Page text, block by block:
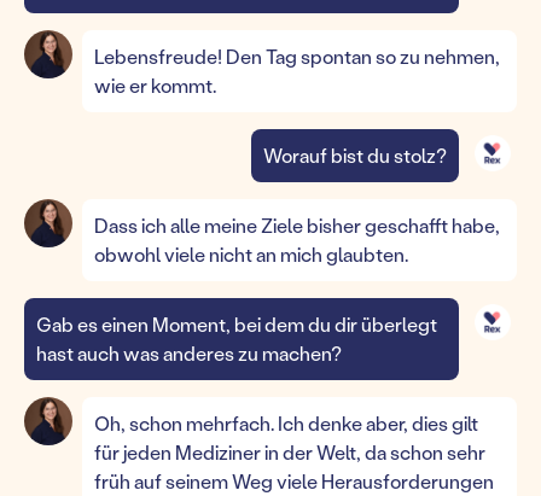
Lebensfreude! Den Tag spontan so zu nehmen,
wie er kommt.
Worauf bist du stolz?
Dass ich alle meine Ziele bisher geschafft habe,
obwohl viele nicht an mich glaubten.
Gab es einen Moment, bei dem du dir überlegt
hast auch was anderes zu machen?
Oh, schon mehrfach. Ich denke aber, dies gilt
für jeden Mediziner in der Welt, da schon sehr
früh auf seinem Weg viele Herausforderungen